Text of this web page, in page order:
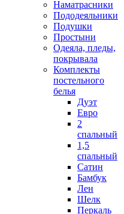
Наматрасники
Пододеяльники
Подушки
Простыни
Одеяла, пледы,
покрывала
Комплекты
постельного
белья
Дуэт
Евро
2
спальный
1,5
спальный
Сатин
Бамбук
Лен
Шелк
Перкаль